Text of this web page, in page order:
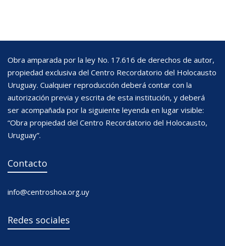
Obra amparada por la ley No. 17.616 de derechos de autor,
propiedad exclusiva del Centro Recordatorio del Holocausto
Uruguay. Cualquier reproducción deberá contar con la
autorización previa y escrita de esta institución, y deberá
ser acompañada por la siguiente leyenda en lugar visible:
“Obra propiedad del Centro Recordatorio del Holocausto,
Uruguay”.
Contacto
info@centroshoa.org.uy
Redes sociales